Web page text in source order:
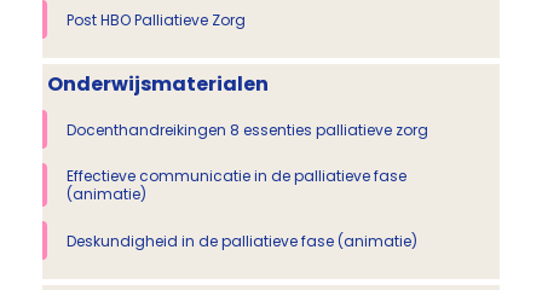
Post HBO Palliatieve Zorg
Onderwijsmaterialen
Docenthandreikingen 8 essenties palliatieve zorg
Effectieve communicatie in de palliatieve fase
(animatie)
Deskundigheid in de palliatieve fase (animatie)